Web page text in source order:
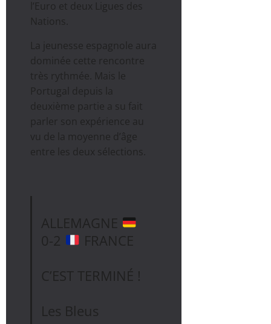
l’Euro et deux Ligues des
Nations.
La jeunesse espagnole aura
dominée cette rencontre
très rythmée. Mais le
Portugal depuis la
deuxième partie a su fait
parler son expérience au
vu de la moyenne d’âge
entre les deux sélections.
ALLEMAGNE
0-2
FRANCE
C’EST TERMINÉ !
Les Bleus